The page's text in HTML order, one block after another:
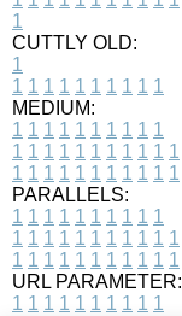
1
CUTTLY OLD:
1
1 1 1 1 1 1 1 1 1 1
MEDIUM:
1 1 1 1 1 1 1 1 1 1
1 1 1 1 1 1 1 1 1 1 1
1 1 1 1 1 1 1 1 1 1 1
PARALLELS:
1 1 1 1 1 1 1 1 1 1
1 1 1 1 1 1 1 1 1 1 1
1 1 1 1 1 1 1 1 1 1 1
URL PARAMETER:
1 1 1 1 1 1 1 1 1 1